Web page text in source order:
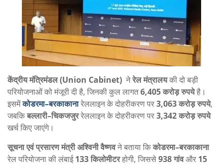
केंद्रीय मंत्रिमंडल (Union Cabinet) नेरेल मंत्रालयकी दो बड़ी
परियोजनाओं को मंजूरी दी है, जिनकी कुल लागत6,405 करोड़ रुपयेहै।
इसमेंकोडरमा–बरकाकानारेललाइन के दोहरीकरण पर3,063 करोड़ रुपये,
जबकिबल्लारी–चिकजजुररेललाइन के दोहरीकरण पर3,342 करोड़ रुपये
खर्च किए जाएंगे।
सूचना एवं प्रसारण मंत्री अश्विनी वैष्णवने बताया किकोडरमा–बरकाकाना
रेल परियोजना की लंबाई133 किलोमीटरहोगी, जिससे938 गांवऔर 15